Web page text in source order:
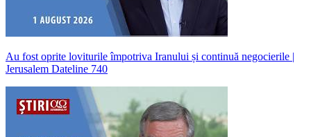
Au fost oprite loviturile împotriva Iranului și continuă negocierile |
Jerusalem Dateline 740